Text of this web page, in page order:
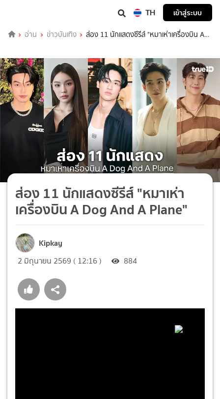
TH เข้าสู่ระบบ
อ่าน ข่าวบันเทิง
ส่อง 11 นักแสดงซีรีส์ "หมาเห่าเครื่องบิน A
ส่อง 11 นักแสดงซีรีส์ "หมาเห่า
เครื่องบิน A Dog And A Plane"
Kipkay
2 มิถุนายน 2569 ( 12:16 ) 884